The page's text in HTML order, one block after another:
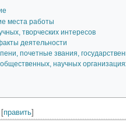
места работы
творческих интересов
деятельности
почетные звания,
научных
[править]